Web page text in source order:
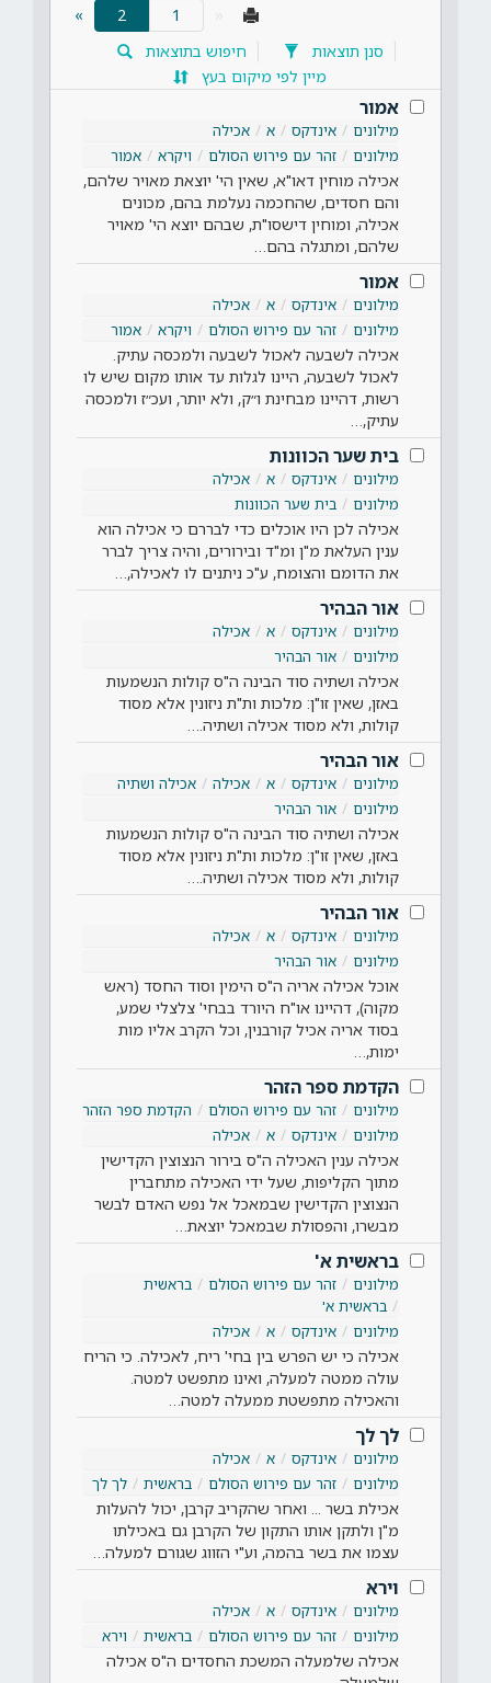
2
»
סנן תוצאות
חיפוש בתוצאות
מיין לפי מיקום בעץ
אמור
מילונים אינדקס א
אכילה
מילונים
זהר עם פירוש הסולם ויקרא אמור
אכילה מוחין דאו"א, שאין הי' יוצאת מאויר שלהם,
והם חסדים, שהחכמה נעלמת בהם, מכונים
אכילה, ומוחין דישסו"ת, שבהם יוצא הי' מאויר
שלהם, ומתגלה בהם…
אמור
מילונים אינדקס א
אכילה
מילונים
זהר עם פירוש הסולם ויקרא אמור
אכילה לשבעה לאכול לשבעה ולמכסה עתיק.
לאכול לשבעה, היינו לגלות עד אותו מקום שיש לו
רשות, דהיינו מבחינת ו״ק, ולא יותר, ועכ״ז ולמכסה
עתיק,…
בית שער הכוונות
מילונים אינדקס א
אכילה
מילונים
בית שער הכוונות
אכילה לכן היו אוכלים כדי לבררם כי אכילה הוא
ענין העלאת מ"ן ומ"ד ובירורים, והיה צריך לברר
את הדומם והצומח, ע"כ ניתנים לו לאכילה,…
אור הבהיר
מילונים אינדקס א
אכילה
מילונים
אור הבהיר
אכילה ושתיה סוד הבינה ה"ס קולות הנשמעות
באזן, שאין זו"ן: מלכות ות"ת ניזונין אלא מסוד
קולות, ולא מסוד אכילה ושתיה.…
אור הבהיר
מילונים אינדקס א אכילה
אכילה ושתיה
מילונים
אור הבהיר
אכילה ושתיה סוד הבינה ה"ס קולות הנשמעות
באזן, שאין זו"ן: מלכות ות"ת ניזונין אלא מסוד
קולות, ולא מסוד אכילה ושתיה.…
אור הבהיר
מילונים אינדקס א
אכילה
מילונים
אור הבהיר
אוכל אכילה אריה ה"ס הימין וסוד החסד (ראש
מקוה), דהיינו או"ח היורד בבחי' צלצלי שמע,
בסוד אריה אכיל קורבנין, וכל הקרב אליו מות
ימות,…
הקדמת ספר הזהר
מילונים זהר עם פירוש הסולם
הקדמת ספר הזהר
מילונים
אינדקס א אכילה
אכילה ענין האכילה ה"ס בירור הנצוצין הקדישין
מתוך הקליפות, שעל ידי האכילה מתחברין
הנצוצין הקדישין שבמאכל אל נפש האדם לבשר
מבשרו, והפסולת שבמאכל יוצאת…
בראשית א'
מילונים זהר עם פירוש הסולם
בראשית
בראשית א'
מילונים
אינדקס א אכילה
אכילה כי יש הפרש בין בחי' ריח, לאכילה. כי הריח
עולה ממטה למעלה, ואינו מתפשט למטה.
והאכילה מתפשטת ממעלה למטה…
לך לך
מילונים אינדקס א
אכילה
מילונים
זהר עם פירוש הסולם בראשית לך לך
אכילת בשר ... ואחר שהקריב קרבן, יכול להעלות
מ"ן ולתקן אותו התקון של הקרבן גם באכילתו
עצמו את בשר בהמה, וע"י הזווג שגורם למעלה…
וירא
מילונים אינדקס א
אכילה
מילונים
זהר עם פירוש הסולם בראשית וירא
אכילה שלמעלה המשכת החסדים ה"ס אכילה